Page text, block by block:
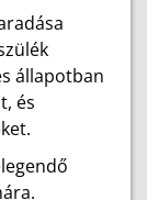
állapotban
és